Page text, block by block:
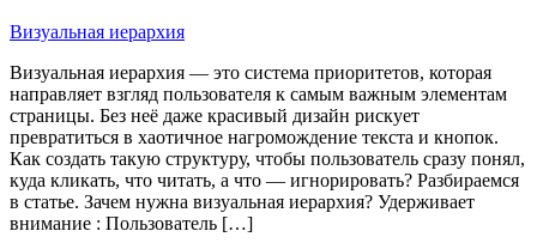
Визуальная иерархия
Визуальная иерархия — это система приоритетов, которая
направляет взгляд пользователя к самым важным элементам
страницы. Без неё даже красивый дизайн рискует
превратиться в хаотичное нагромождение текста и кнопок.
Как создать такую структуру, чтобы пользователь сразу понял,
куда кликать, что читать, а что — игнорировать? Разбираемся
в статье. Зачем нужна визуальная иерархия? Удерживает
внимание : Пользователь […]